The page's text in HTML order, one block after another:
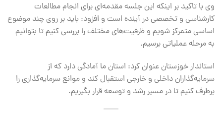
وی با تاکید بر اینکه این جلسه مقدمه‌ای برای انجام مطالعات
کارشناسی و تخصصی در آینده است و افزود: باید بر روی چند موضوع
اساسی متمرکز شویم و ظرفیت‌های مختلف را بررسی کنیم تا بتوانیم
به مرحله عملیاتی برسیم.
استاندار خوزستان عنوان کرد: استان ما آمادگی دارد که از
سرمایه‌گذاران داخلی و خارجی استقبال کند و موانع سرمایه‌گذاری را
برطرف کنیم تا در مسیر رشد و توسعه قرار بگیریم.